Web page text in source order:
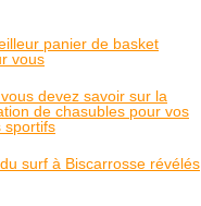
panier de basket
vous
devez savoir sur la
de chasubles pour vos
sportifs
surf à Biscarrosse révélés